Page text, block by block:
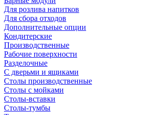
Для розлива напитков
Для сбора отходов
Дополнительные опции
Кондитерские
Производственные
Рабочие поверхности
Разделочные
С дверьми и ящиками
Столы производственные
Столы с мойками
Столы-вставки
Столы-тумбы